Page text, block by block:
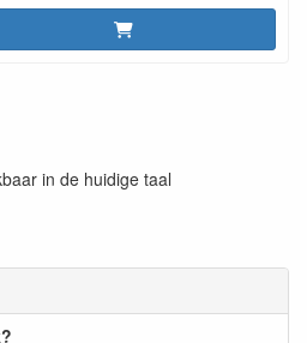
in de huidige taal